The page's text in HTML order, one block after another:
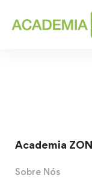
Academia
Sobre Nós